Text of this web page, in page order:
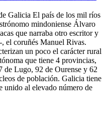
Galicia El país de los mil ríos
mindoniense Álvaro
que narraba otro escritor y
el coruñés Manuel Rivas.
un poco el carácter rural
que tiene 4 provincias,
de Lugo, 92 de Ourense y 62
de población. Galicia tiene
unido al elevado número de